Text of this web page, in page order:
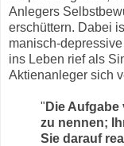
Anlegers
erschüttern. Dabei
manisch-depressive
ins Leben rief als
Aktienanleger sich
" Die
zu nennen;
Sie darauf